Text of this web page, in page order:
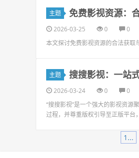
主题 免费影视资源：
2026-03-25 0
0
本文探讨免费影视资源的合法获取
主题 搜搜影视：一站
2026-03-24 0
0
“搜搜影视”是一个强大的影视资源
过程，并尊重版权引导至正版平台
1...